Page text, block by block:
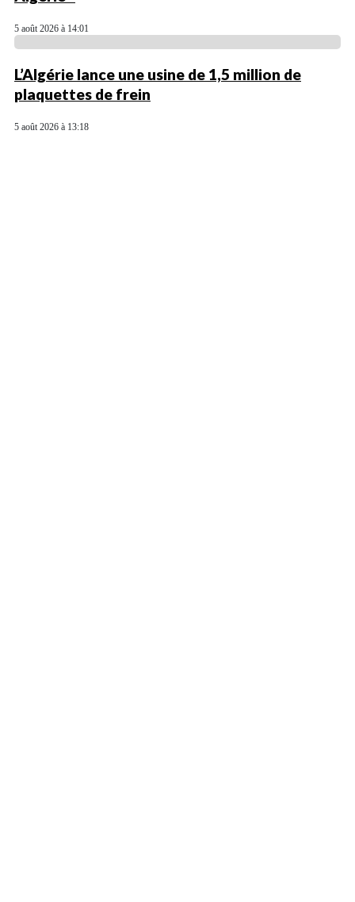
5 août 2026 à 14:01
L’Algérie lance une usine de 1,5 million de
plaquettes de frein
5 août 2026 à 13:18